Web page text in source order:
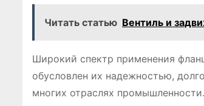
Читать статью Вентиль и
Широкий спектр применения
обусловлен их надежностью,
многих отраслях промышленности․